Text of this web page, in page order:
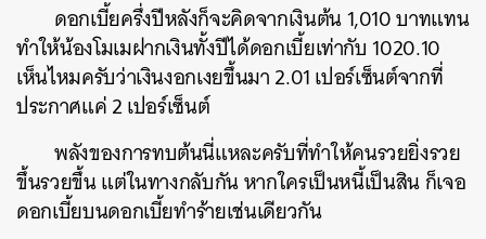
ดอกเบี้ยครึ่งปีหลังก็จะคิดจากเงินต้น 1,010 บาทแทน
ทำให้น้องโมเมฝากเงินทั้งปีได้ดอกเบี้ยเท่ากับ 1020.10
เห็นไหมครับว่าเงินงอกเงยขึ้นมา 2.01 เปอร์เซ็นต์จากที่
ประกาศแค่ 2 เปอร์เซ็นต์
พลังของการทบต้นนี่แหละครับที่ทำให้คนรวยยิ่งรวย
ขึ้นรวยขึ้น แต่ในทางกลับกัน หากใครเป็นหนี้เป็นสิน ก็เจอ
ดอกเบี้ยบนดอกเบี้ยทำร้ายเช่นเดียวกัน